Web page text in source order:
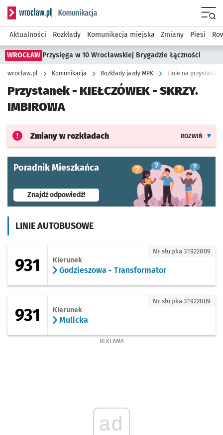
Serwis informacyjny wroclaw.pl podserwis: Komunikacja
Aktualności Rozkłady Komunikacja miejska Zmiany Piesi
WROCŁAW Przysięga w 10 Wrocławskiej Brygadzie Łączności
wroclaw.pl Komunikacja Rozkłady jazdy MPK Linie na przystanku
Przystanek - KIEŁCZÓWEK - SKRZY.
IMBIROWA
Zmiany w rozkładach ROZWIŃ
Poradnik Mieszkańca
Znajdź odpowiedź!- otworzy się w nowej karcie
LINIE AUTOBUSOWE
931 - kierunek Godzieszowa -
931 Kierunek
Godzieszowa - Transformator
Nr słupka 31922009
931 Kierunek
Mulicka
Nr słupka 31922009
REKLAMA
ad